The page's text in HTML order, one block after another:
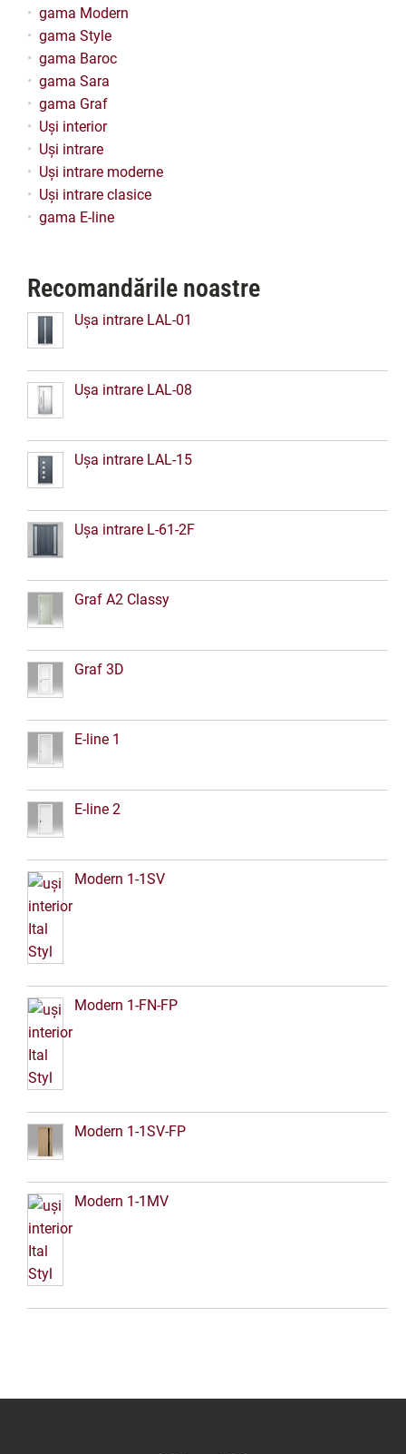
gama Modern
gama Style
gama Baroc
gama Sara
gama Graf
Uși interior
Uși intrare
Uși intrare moderne
Uși intrare clasice
gama E-line
Recomandările noastre
Ușa intrare LAL-01
Ușa intrare LAL-08
Ușa intrare LAL-15
Ușa intrare L-61-2F
Graf A2 Classy
Graf 3D
E-line 1
E-line 2
Modern 1-1SV
Modern 1-FN-FP
Modern 1-1SV-FP
Modern 1-1MV